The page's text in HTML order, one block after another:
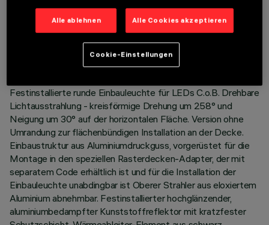
TECHNISCHE DATEN
Festinstallierte runde Einbauleuchte für LEDs C.o.B. Drehbare
Lichtausstrahlung - kreisförmige Drehung um 258° und
Neigung um 30° auf der horizontalen Fläche. Version ohne
Umrandung zur flächenbündigen Installation an der Decke.
Einbaustruktur aus Aluminiumdruckguss, vorgerüstet für die
Montage in den speziellen Rasterdecken-Adapter, der mit
separatem Code erhältlich ist und für die Installation der
Einbauleuchte unabdingbar ist Oberer Strahler aus eloxiertem
Aluminium abnehmbar. Festinstallierter hochglänzender,
aluminiumbedampfter Kunststoffreflektor mit kratzfester
Alle ablehnen Alle Cookies akzeptieren
Cookie-Einstellungen